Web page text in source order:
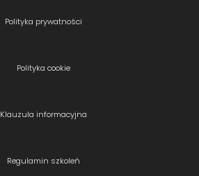
Polityka prywatności
Polityka cookie
Klauzula informacyjna
Regulamin szkoleń